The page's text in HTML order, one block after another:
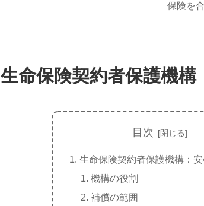
保険を
生命保険契約者保護機構
目次
生命保険契約者保護機構：
機構の役割
補償の範囲